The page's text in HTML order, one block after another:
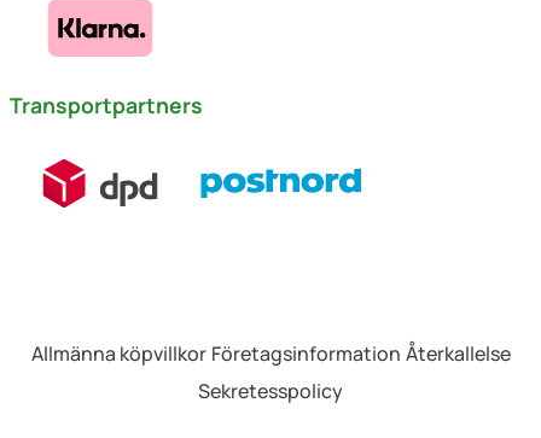
Transportpartners
Allmänna köpvillkor Företagsinformation Återkallelse
Sekretesspolicy